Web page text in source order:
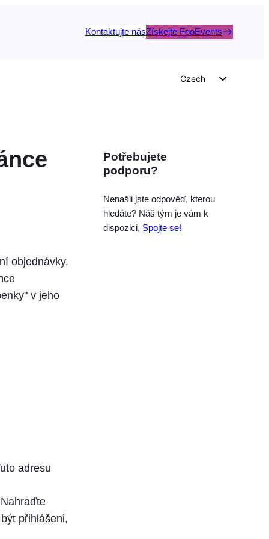
Kontaktujte násZískejte FooEvents
Czech
Portuguese
French
objednávky.
v jeho
adresu
přihlášeni,
Potřebujete
podporu?
Nenašli jste odpověď, kterou
hledáte? Náš tým je vám k
dispozici, Spojte se!